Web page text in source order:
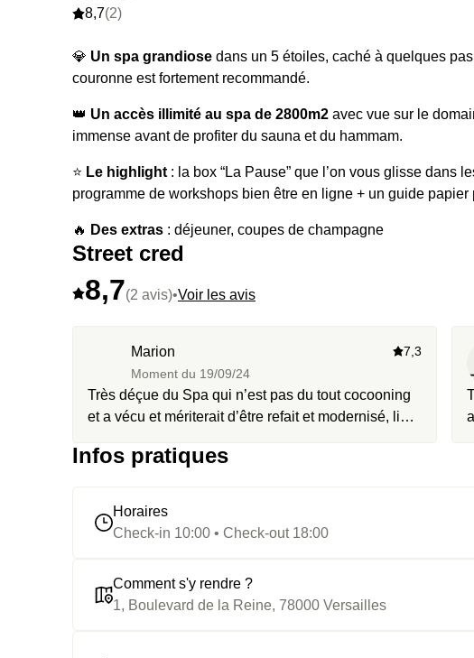
8,7(2)
💎 Un spa grandiose dans un 5 étoiles, caché à quelques
couronne est fortement recommandé.
👑 Un accès illimité au spa de 2800m2 avec vue sur le
immense avant de profiter du sauna et du hammam.
⭐️ Le highlight : la box “La Pause” que l’on vous glisse dans
programme de workshops bien être en ligne + un guide
🔥 Des extras : déjeuner, coupes de champagne
Street cred
8,7(2 avis)•Voir les avis
Marion
Moment du 19/09/24
7,3
Très déçue du Spa qui n’est pas du tout cocooning
et a vécu et mériterait d’être refait et modernisé, lieu
vin inclus dans la formule aurait été apprécié. Très
Infos pratiques
Horaires
Check-in 10:00 • Check-out 18:00
Comment s'y rendre ?
1, Boulevard de la Reine, 78000 Versailles